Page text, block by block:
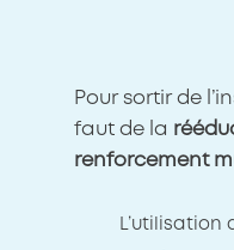
Pour sortir de
faut de la
renforcement
L’utilisation